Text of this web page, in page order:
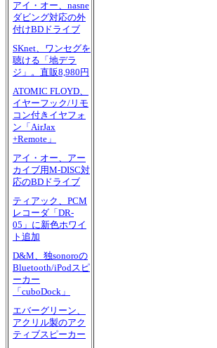
アイ・オー、nasne
ダビング対応の外
付けBDドライブ
SKnet、ワンセグを
聴ける「地デラ
ジ」。直販8,980円
ATOMIC FLOYD、
イヤーフック/リモ
コン付きイヤフォ
ン「AirJax
+Remote」
アイ・オー、アー
カイブ用M-DISC対
応のBDドライブ
ティアック、PCM
レコーダ「DR-
05」に新色ホワイ
ト追加
D&M、独sonoroの
Bluetooth/iPodスピ
ーカー
「cuboDock」
エバーグリーン、
アクリル製のアク
ティブスピーカー